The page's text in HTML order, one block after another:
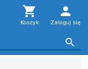

Koszyk
person
Zaloguj się
